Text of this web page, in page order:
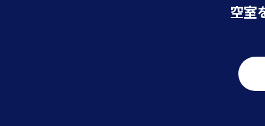
空室